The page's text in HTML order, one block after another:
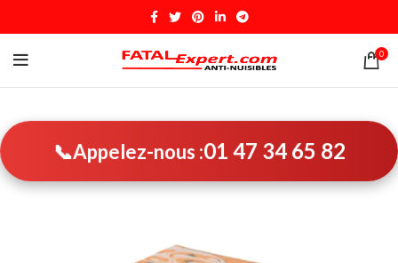
0
📞Appelez-nous :01 47 34 65 82